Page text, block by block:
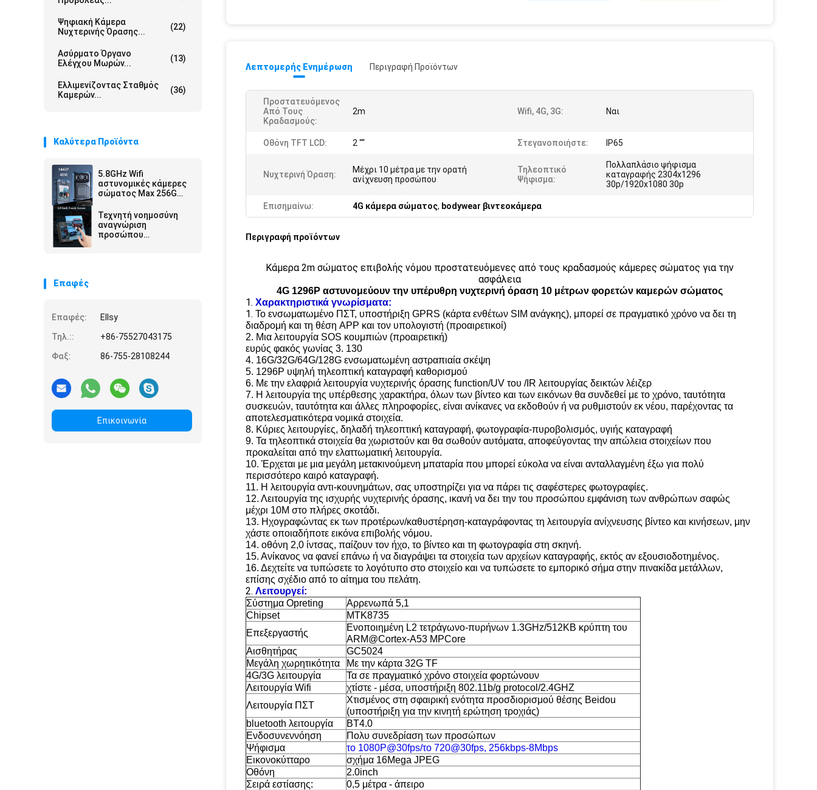
Ψηφιακή Κάμερα
Νυχτερινής Όρασης...
(22)
Ασύρματο Όργανο
Ελέγχου Μωρών...
(13)
Ελλιμενίζοντας Σταθμός
Καμερών...
(36)
Καλύτερα Προϊόντα
5.8GHz Wifi
αστυνομικές κάμερες
σώματος Max 256G
Linux4.9 Chipset για
απόδοση
Τεχνητή νοημοσύνη
αναγνώριση
προσώπου
Επαφές
Επαφές:
Ellsy
Τηλ.::
+86-75527043175
Φαξ:
86-755-28108244
Επικοινωνία
Λεπτομερής Ενημέρωση Περιγραφή Προϊόντων
Προστατευόμενος
Από Τους
Κραδασμούς:
2m Wifi, 4G, 3G: Ναι
Οθόνη TFT LCD: 2 ““ Στεγανοποιήστε: IP65
Νυχτερινή Όραση:
Μέχρι 10 μέτρα με την ορατή
ανίχνευση προσώπου
Τηλεοπτικό
Ψήφισμα:
Πολλαπλάσιο ψήφισμα
καταγραφής 2304x1296
30p/1920x1080 30p
Επισημαίνω: 4G κάμερα σώματος, bodywear βιντεοκάμερα
Περιγραφή προϊόντων
Κάμερα 2m σώματος επιβολής νόμου προστατευόμενες από τους κραδασμούς κάμερες σώματος για την
ασφάλεια
4G 1296P αστυνομεύουν την υπέρυθρη νυχτερινή όραση 10 μέτρων φορετών καμερών σώματος
1. Χαρακτηριστικά γνωρίσματα:
1. Το ενσωματωμένο ΠΣΤ, υποστήριξη GPRS (κάρτα ενθέτων SIM ανάγκης), μπορεί σε πραγματικό χρόνο να δει τη
διαδρομή και τη θέση APP και τον υπολογιστή (προαιρετικοί)
2. Μια λειτουργία SOS κουμπιών (προαιρετική)
ευρύς φακός γωνίας 3. 130
4. 16G/32G/64G/128G ενσωματωμένη αστραπιαία σκέψη
5. 1296P υψηλή τηλεοπτική καταγραφή καθορισμού
6. Με την ελαφριά λειτουργία νυχτερινής όρασης function/UV του /IR λειτουργίας δεικτών λέιζερ
7. Η λειτουργία της υπέρθεσης χαρακτήρα, όλων των βίντεο και των εικόνων θα συνδεθεί με το χρόνο, ταυτότητα
συσκευών, ταυτότητα και άλλες πληροφορίες, είναι ανίκανες να εκδοθούν ή να ρυθμιστούν εκ νέου, παρέχοντας τα
αποτελεσματικότερα νομικά στοιχεία.
8. Κύριες λειτουργίες, δηλαδή τηλεοπτική καταγραφή, φωτογραφία-πυροβολισμός, υγιής καταγραφή
9. Τα τηλεοπτικά στοιχεία θα χωριστούν και θα σωθούν αυτόματα, αποφεύγοντας την απώλεια στοιχείων που
προκαλείται από την ελαττωματική λειτουργία.
10. Έρχεται με μια μεγάλη μετακινούμενη μπαταρία που μπορεί εύκολα να είναι ανταλλαγμένη έξω για πολύ
περισσότερο καιρό καταγραφή.
11. Η λειτουργία αντι-κουνημάτων, σας υποστηρίζει για να πάρει τις σαφέστερες φωτογραφίες.
12. Λειτουργία της ισχυρής νυχτερινής όρασης, ικανή να δει την του προσώπου εμφάνιση των ανθρώπων σαφώς
μέχρι 10M στο πλήρες σκοτάδι.
13. Ηχογραφώντας εκ των προτέρων/καθυστέρηση-καταγράφοντας τη λειτουργία ανίχνευσης βίντεο και κινήσεων, μην
χάστε οποιαδήποτε εικόνα επιβολής νόμου.
14. οθόνη 2,0 ίντσας, παίζουν τον ήχο, το βίντεο και τη φωτογραφία στη σκηνή.
15. Ανίκανος να φανεί επάνω ή να διαγράψει τα στοιχεία των αρχείων καταγραφής, εκτός αν εξουσιοδοτημένος.
16. Δεχτείτε να τυπώσετε το λογότυπο στο στοιχείο και να τυπώσετε το εμπορικό σήμα στην πινακίδα μετάλλων,
επίσης σχέδιο από το αίτημα του πελάτη.
2. Λειτουργεί:
Σύστημα Opreting
Αρρενωπά 5,1
Chipset
MTK8735
Επεξεργαστής
Ενοποιημένη L2 τετράγωνο-πυρήνων 1.3GHz/512KB κρύπτη του
ARM@Cortex-A53 MPCore
Αισθητήρας
GC5024
Μεγάλη χωρητικότητα
Με την κάρτα 32G TF
4G/3G λειτουργία
Τα σε πραγματικό χρόνο στοιχεία φορτώνουν
Λειτουργία Wifi
χτίστε - μέσα, υποστήριξη 802.11b/g protocol/2.4GHZ
Λειτουργία ΠΣΤ
Χτισμένος στη σφαιρική ενότητα προσδιορισμού θέσης Beidou
(υποστήριξη για την κινητή ερώτηση τροχιάς)
bluetooth λειτουργία
BT4.0
Ενδοσυνεννόηση
Πολυ συνεδρίαση των προσώπων
Ψήφισμα
το 1080P@30fps/το 720@30fps, 256kbps-8Mbps
Εικονοκύτταρο
σχήμα 16Mega JPEG
Οθόνη
2.0inch
Σειρά εστίασης:
0,5 μέτρα - άπειρο